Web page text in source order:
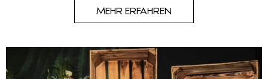
MEHR ERFAHREN